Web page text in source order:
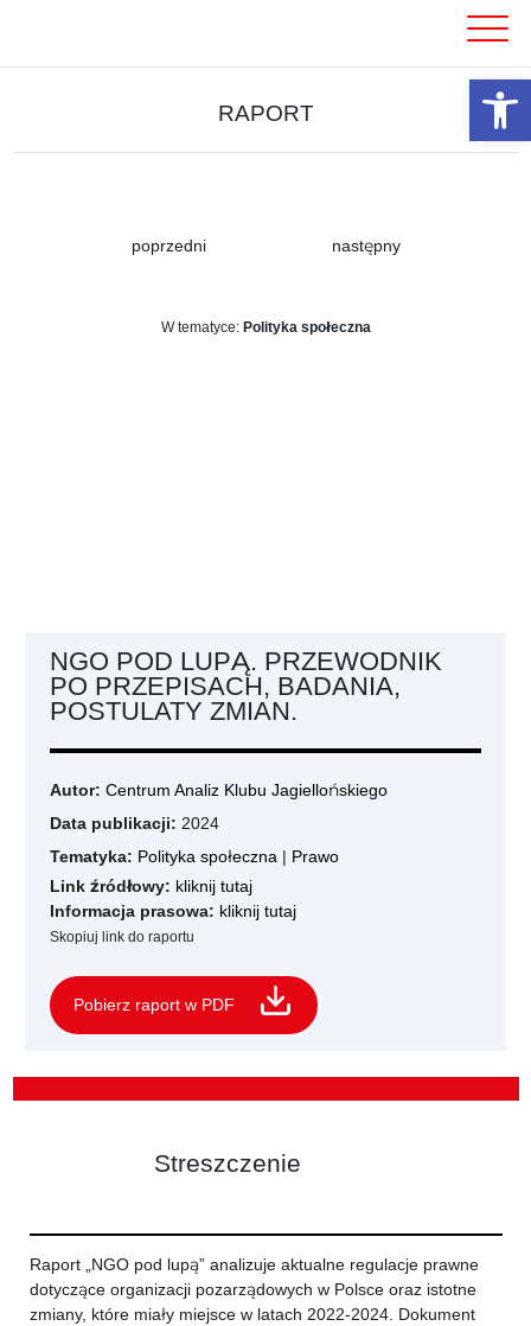
RAPORT
poprzedni następny
W tematyce: Polityka społeczna
NGO POD LUPĄ. PRZEWODNIK
PO PRZEPISACH, BADANIA,
POSTULATY ZMIAN.
Autor: Centrum Analiz Klubu Jagiellońskiego
Data publikacji: 2024
Tematyka: Polityka społeczna | Prawo
Link źródłowy: kliknij tutaj
Informacja prasowa: kliknij tutaj
Skopiuj link do raportu
Pobierz raport w PDF
Streszczenie
Raport „NGO pod lupą” analizuje aktualne regulacje prawne
dotyczące organizacji pozarządowych w Polsce oraz istotne
zmiany, które miały miejsce w latach 2022-2024. Dokument